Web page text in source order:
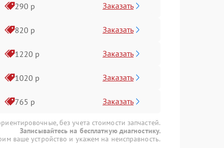
290 р Заказать
820 р Заказать
1220 р Заказать
1020 р Заказать
765 р Заказать
без учета стоимости запчастей.
Записывайтесь на бесплатную диагностику.
ваше устройство и укажем на неисправность.